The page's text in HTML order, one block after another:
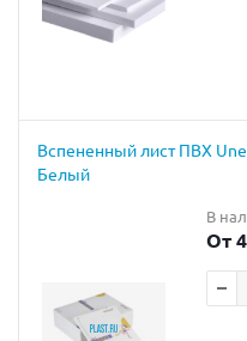
Вспененный лист ПВХ
Белый
В
От